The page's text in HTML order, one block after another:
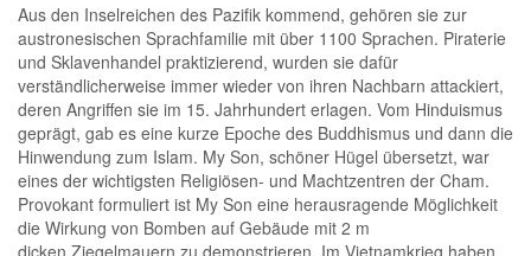
Aus den Inselreichen des Pazifik kommend, gehören sie zur
austronesischen Sprachfamilie mit über 1100 Sprachen. Piraterie
und Sklavenhandel praktizierend, wurden sie dafür
verständlicherweise immer wieder von ihren Nachbarn attackiert,
deren Angriffen sie im 15. Jahrhundert erlagen. Vom Hinduismus
geprägt, gab es eine kurze Epoche des Buddhismus und dann die
Hinwendung zum Islam. My Son, schöner Hügel übersetzt, war
eines der wichtigsten Religiösen- und Machtzentren der Cham.
Provokant formuliert ist My Son eine herausragende Möglichkeit
die Wirkung von Bomben auf Gebäude mit 2 m
dicken Ziegelmauern zu demonstrieren. Im Vietnamkrieg haben